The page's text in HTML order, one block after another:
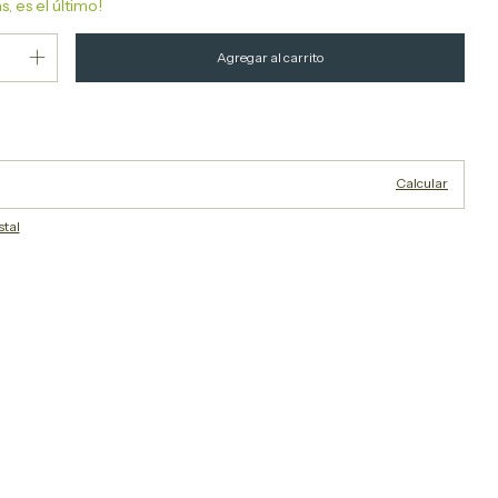
es el último!
Calcular